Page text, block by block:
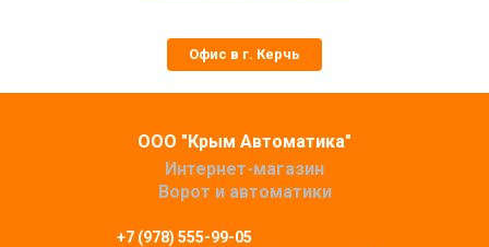
Офис в г. Керчь
ООО "Крым Автоматика"
Интернет-магазин
Ворот и автоматики
+7 (978) 555-99-05